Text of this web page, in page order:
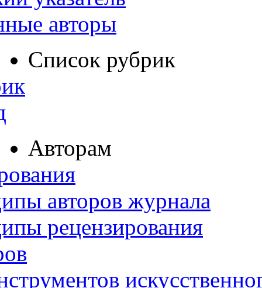
авторы
Список рубрик
Авторам
авторов журнала
рецензирования